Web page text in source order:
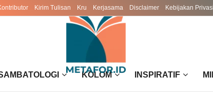
Kirim Tulisan Kru Kerjasama Disclaimer Kebijakan Privasi
KOLOM INSPIRATIF